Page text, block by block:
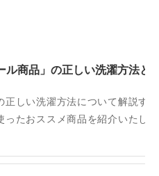
商品」の正しい洗濯方法と
しい洗濯方法について解説す
たおススメ商品を紹介いたし